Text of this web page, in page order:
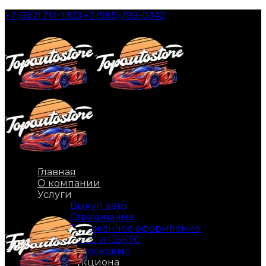
Skip
content
+7 (962) 711-1303+7 (965) 799-0342
Главная
О компании
Услуги
Выкуп авто
Страхование
Таможенное оформление
ЭПТС и СБКТС
Автосервис
Авто с аукциона